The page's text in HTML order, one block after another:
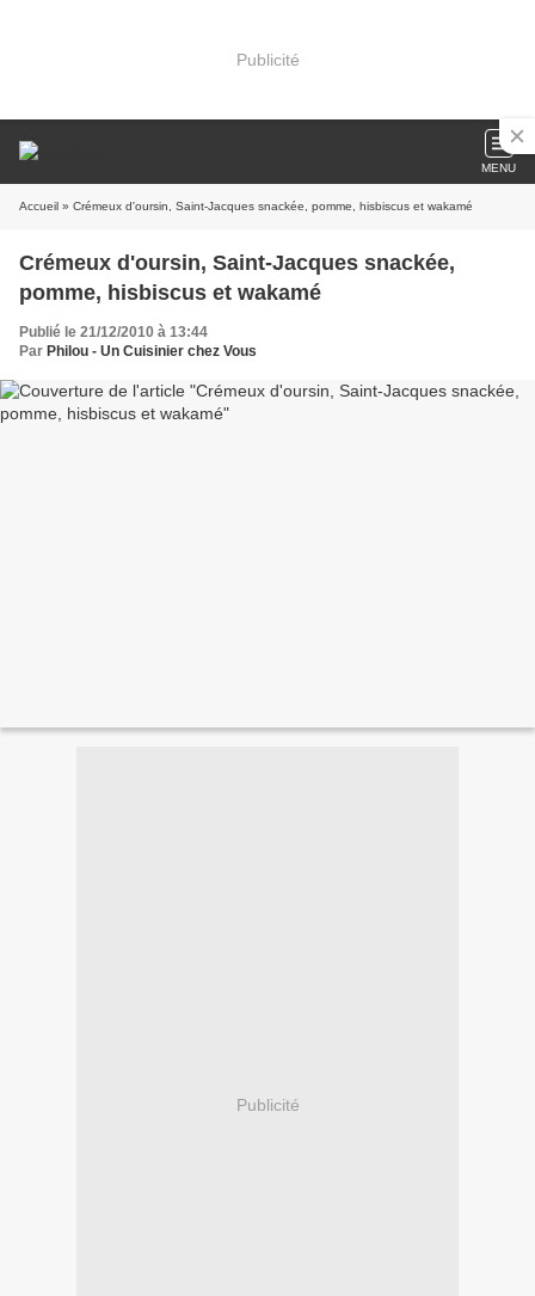
Publicité
MENU
Accueil » Crémeux d'oursin, Saint-Jacques snackée, pomme, hisbiscus et wakamé
Crémeux d'oursin, Saint-Jacques snackée,
pomme, hisbiscus et wakamé
Publié le 21/12/2010 à 13:44
Par Philou - Un Cuisinier chez Vous
Publicité